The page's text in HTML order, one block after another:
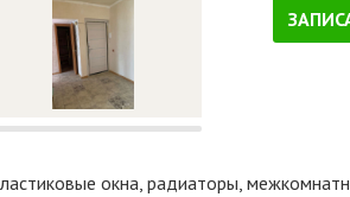
окна, радиаторы,